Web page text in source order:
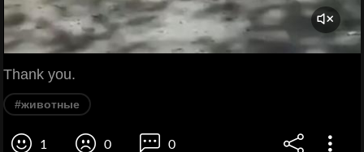
Thank you.
#животные
1 0 0